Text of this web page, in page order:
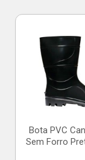
Bota PVC
Sem Forro